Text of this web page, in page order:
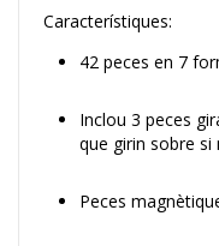
Característiques:
42 peces en 7
Inclou 3 peces
que girin sobre si
Peces